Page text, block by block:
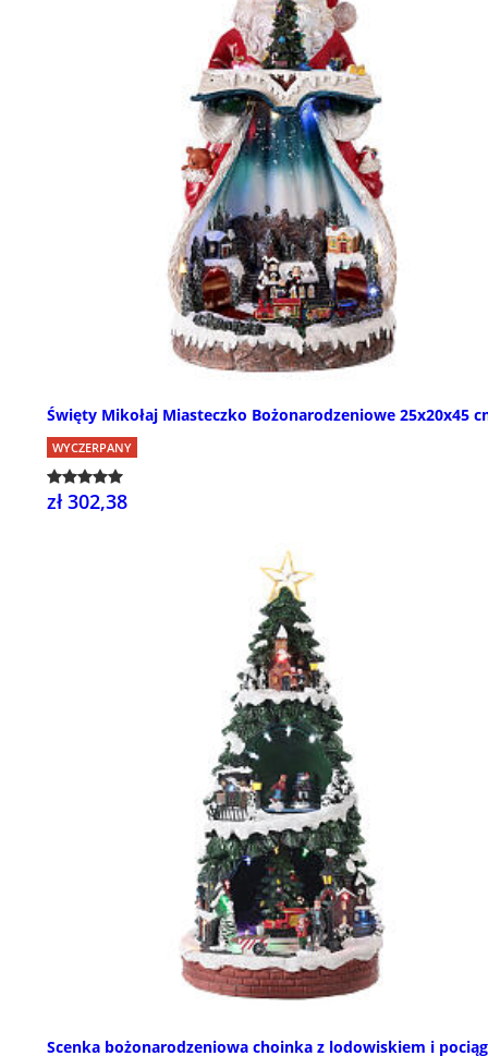
Święty Mikołaj Miasteczko Bożonarodzeniowe 25x20x45
WYCZERPANY
zł 302,38
Scenka bożonarodzeniowa choinka z lodowiskiem i